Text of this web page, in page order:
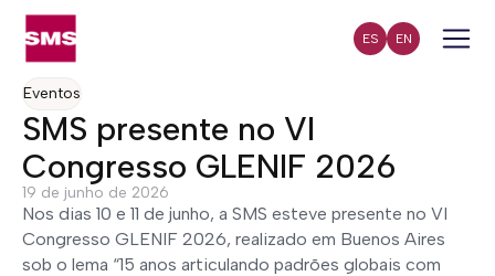
ES EN
Eventos
SMS presente no VI
Congresso GLENIF 2026
19 de junho de 2026
Nos dias 10 e 11 de junho, a SMS esteve presente no VI
Congresso GLENIF 2026, realizado em Buenos Aires
sob o lema “15 anos articulando padrões globais com